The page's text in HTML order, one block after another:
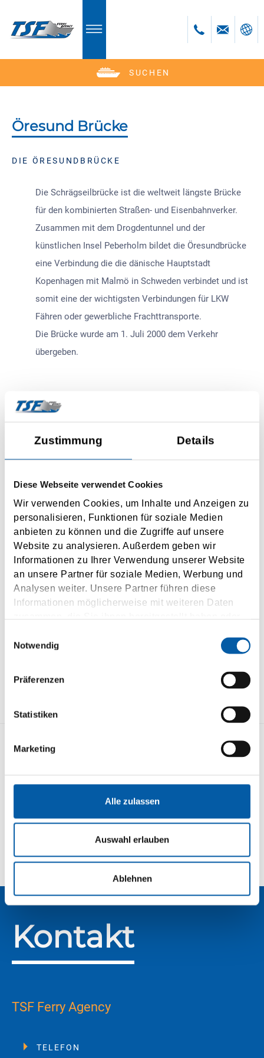
Zustimmung Details
Diese Webseite verwendet Cookies
Wir verwenden Cookies, um Inhalte und Anzeigen zu
personalisieren, Funktionen für soziale Medien
anbieten zu können und die Zugriffe auf unsere
Website zu analysieren. Außerdem geben wir
Informationen zu Ihrer Verwendung unserer Website
an unsere Partner für soziale Medien, Werbung und
Analysen weiter. Unsere Partner führen diese
Informationen möglicherweise mit weiteren Daten
gesammelt haben.
Notwendig
Präferenzen
Statistiken
Marketing
Alle zulassen
Auswahl erlauben
Ablehnen
SUCHEN
Öresund Brücke
DIE ÖRESUNDBRÜCKE
Die Schrägseilbrücke ist die weltweit längste Brücke
für den kombinierten Straßen- und Eisenbahnverker.
Zusammen mit dem Drogdentunnel und der
künstlichen Insel Peberholm bildet die Öresundbrücke
eine Verbindung die die dänische Hauptstadt
Kopenhagen mit Malmö in Schweden verbindet und ist
somit eine der wichtigsten Verbindungen für LKW
Fähren oder gewerbliche Frachttransporte.
Die Brücke wurde am 1. Juli 2000 dem Verkehr
übergeben.
Preisanfragen
PREISRASTER ÖRESUND BRÜCKE
LKW bis zu 10 m, inkl. 1 Fahrer EU 144,-
LKW bis zu 20 m, inkl. 1 Fahrer EU 194,-
LKW über 20 m, inkl. 1 Fahrer max. 100t EU 261,-
Alle Preise auf Basis derzeitiger Tarife, freibleibend bis zum
Anpassung diverser Nebenkosten vorbehalten. Alle Preise
NEWSLETTER
Kontakt
TSF Ferry Agency
TELEFON